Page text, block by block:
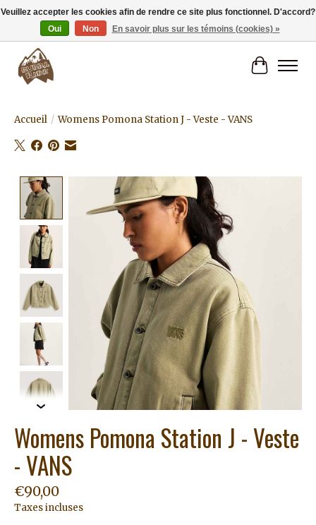
Livraison gratuite à partir de 80€.
Panier
Accueil / Womens Pomona Station J - Veste - VANS
Product image slideshow Items
Womens Pomona Station J - Veste
- VANS
€90,00
Taxes incluses
Veuillez accepter les cookies afin de rendre ce site plus fonctionnel. D'accord?
Oui
Non En savoir plus sur les témoins (cookies) »